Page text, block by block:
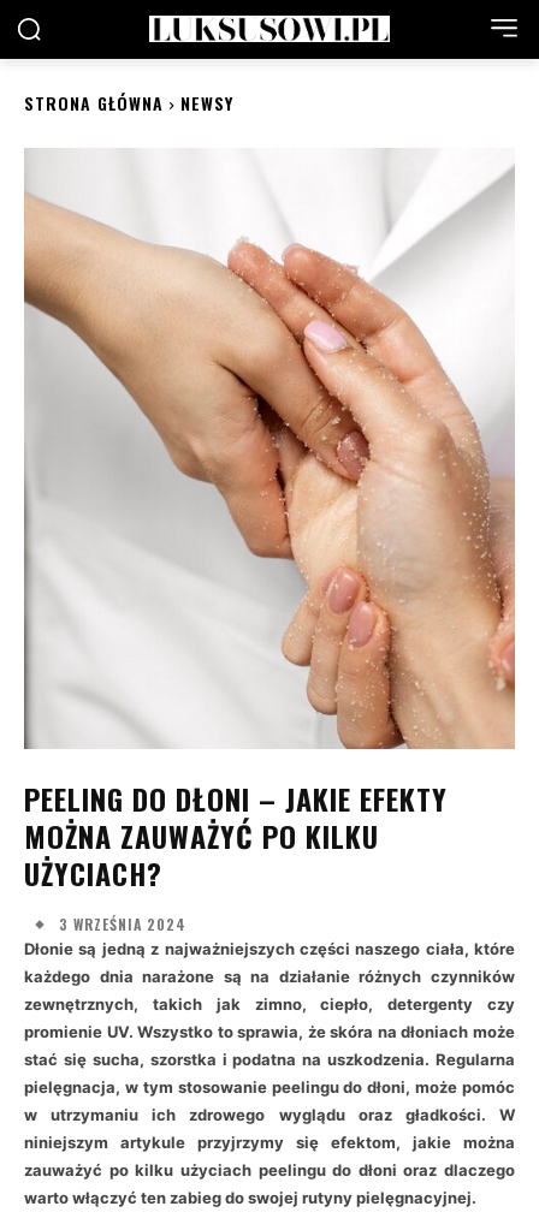
STRONA GŁÓWNA NEWSY
PEELING DO DŁONI – JAKIE EFEKTY
MOŻNA ZAUWAŻYĆ PO KILKU
UŻYCIACH?
3 WRZEŚNIA 2024
Dłonie są jedną z najważniejszych części naszego ciała, które
każdego dnia narażone są na działanie różnych czynników
zewnętrznych, takich jak zimno, ciepło, detergenty czy
promienie UV. Wszystko to sprawia, że skóra na dłoniach może
stać się sucha, szorstka i podatna na uszkodzenia. Regularna
pielęgnacja, w tym stosowanie peelingu do dłoni, może pomóc
w utrzymaniu ich zdrowego wyglądu oraz gładkości. W
niniejszym artykule przyjrzymy się efektom, jakie można
zauważyć po kilku użyciach peelingu do dłoni oraz dlaczego
warto włączyć ten zabieg do swojej rutyny pielęgnacyjnej.